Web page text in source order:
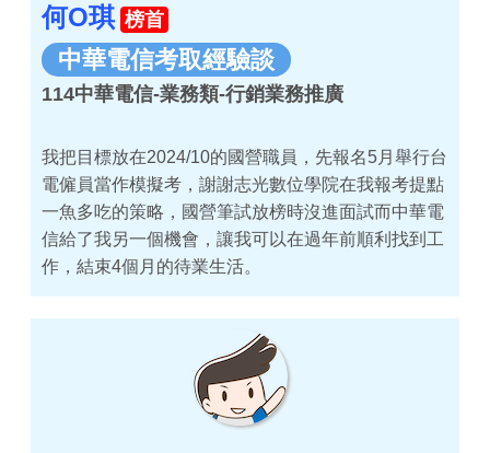
何O琪 榜首
中華電信考取經驗談
114中華電信-業務類-行銷業務推廣
我把目標放在2024/10的國營職員，先報名5月舉行台
電僱員當作模擬考，謝謝志光數位學院在我報考提點
一魚多吃的策略，國營筆試放榜時沒進面試而中華電
信給了我另一個機會，讓我可以在過年前順利找到工
作，結束4個月的待業生活。